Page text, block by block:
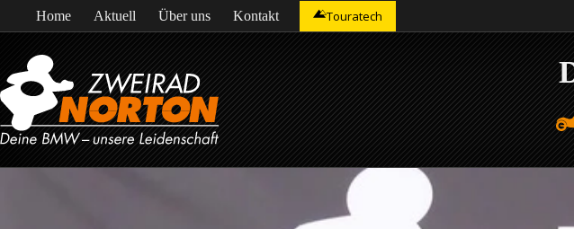
Home Aktuell Über uns Kontakt Touratech